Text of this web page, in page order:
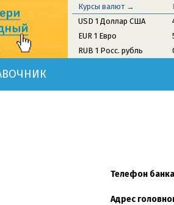
Курсы валют →
USD 1 Доллар США
EUR 1 Евро
RUB 1 Росс. рубль
Телефон банка
Адрес